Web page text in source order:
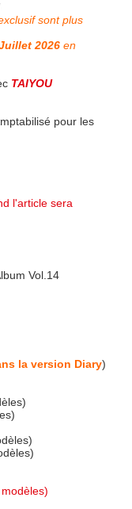
sont plus
2026 en
TAIYOU
pour les
l'article sera
Vol.14
la version Diary)